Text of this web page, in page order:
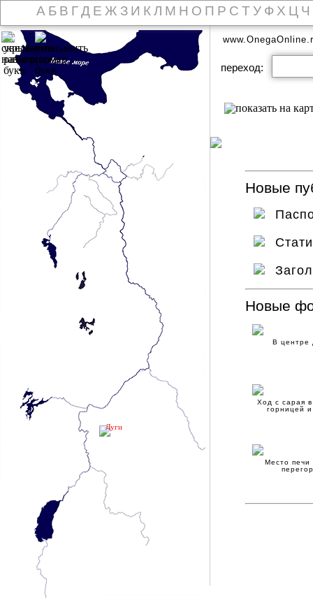
А Б В Г Д Е Ж З И К Л М Н О П Р С Т У Ф Х Ц Ч
Луги
переход:
Новые
Новые
В центре
Ход с сарая
горницей
Место печи